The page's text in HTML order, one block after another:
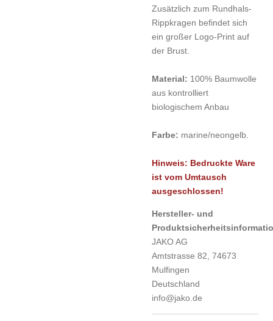
Zusätzlich zum Rundhals-
Rippkragen befindet sich
ein großer Logo-Print auf
der Brust.
Material: 100% Baumwolle
aus kontrolliert
biologischem Anbau
Farbe: marine/neongelb.
Hinweis: Bedruckte Ware
ist vom Umtausch
ausgeschlossen!
Hersteller- und
JAKO AG
Amtstrasse 82, 74673
Mulfingen
Deutschland
info@jako.de